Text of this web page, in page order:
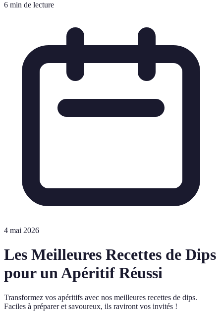
6 min de lecture
4 mai 2026
Les Meilleures Recettes de Dips
pour un Apéritif Réussi
Transformez vos apéritifs avec nos meilleures recettes de dips.
Faciles à préparer et savoureux, ils raviront vos invités !